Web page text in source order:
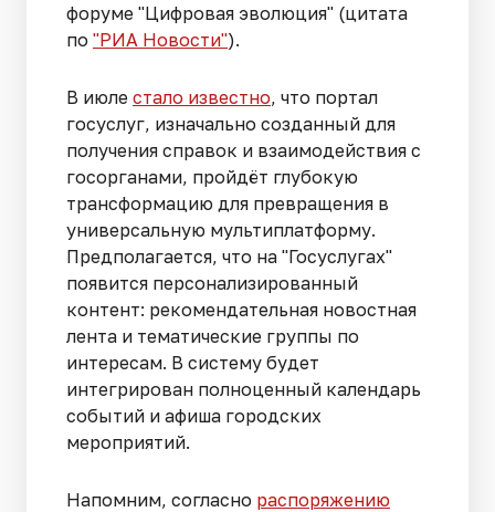
форуме "Цифровая эволюция" (цитата
по "РИА Новости").
В июле стало известно, что портал
госуслуг, изначально созданный для
получения справок и взаимодействия с
госорганами, пройдёт глубокую
трансформацию для превращения в
универсальную мультиплатформу.
Предполагается, что на "Госуслугах"
появится персонализированный
контент: рекомендательная новостная
лента и тематические группы по
интересам. В систему будет
интегрирован полноценный календарь
событий и афиша городских
мероприятий.
Напомним, согласно распоряжению